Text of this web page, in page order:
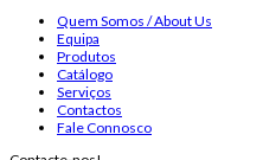
Quem Somos / About Us
Equipa
Produtos
Catálogo
Serviços
Contactos
Fale Connosco